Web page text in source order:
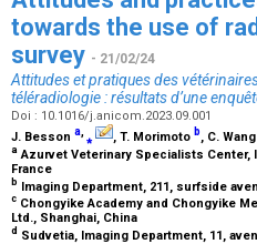
towards the use of
survey - 21/02/24
Attitudes et pratiques des
téléradiologie : résultats d’une
Doi : 10.1016/j.anicom.2023.09.001
J. Besson a,⁎ , T. Morimoto b, C. Wang
a Azurvet Veterinary Specialists Center,
France
b Imaging Department, 211, surfside
c Chongyike Academy and Chongyike
Ltd., Shanghai, China
d Sudvetia, Imaging Department, 11,